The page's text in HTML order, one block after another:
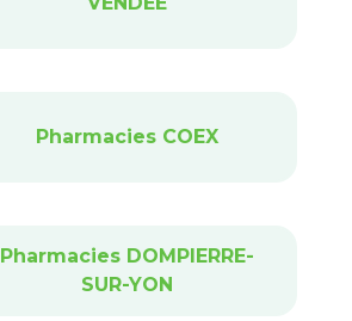
Pharmacies COEX
Pharmacies DOMPIERRE-
SUR-YON